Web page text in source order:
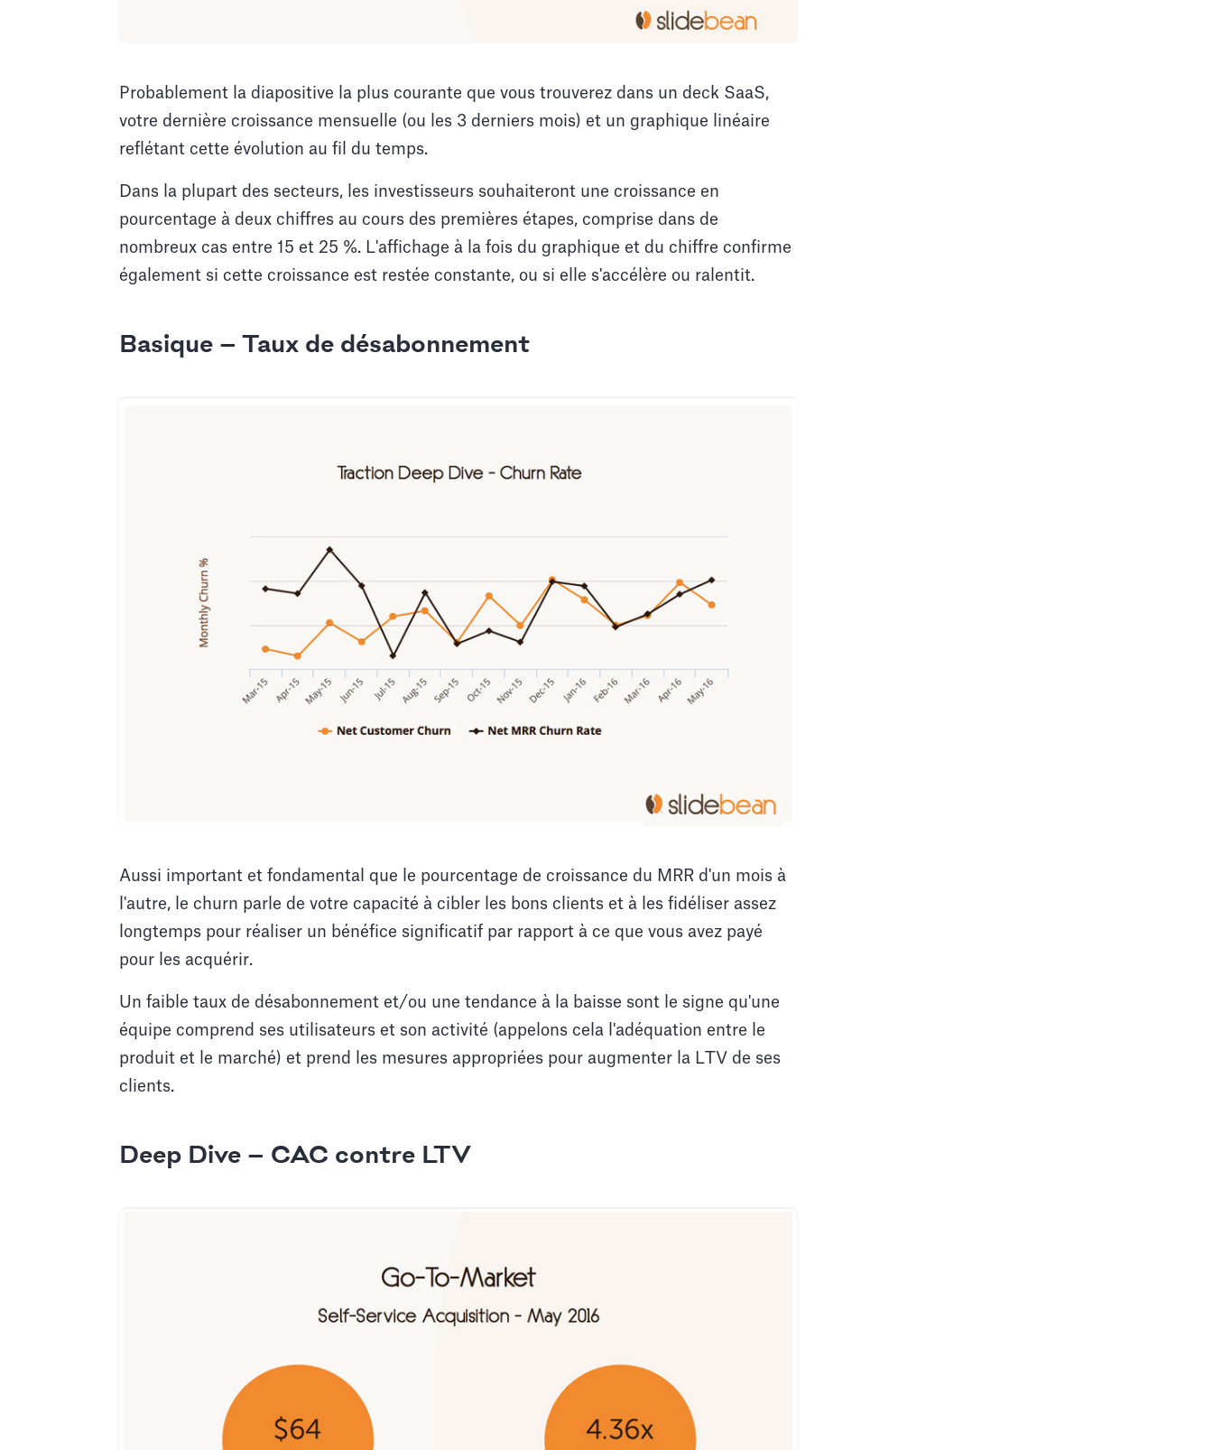
Probablement la diapositive la plus courante que vous trouverez dans un deck SaaS,
votre dernière croissance mensuelle (ou les 3 derniers mois) et un graphique linéaire
reflétant cette évolution au fil du temps.
Dans la plupart des secteurs, les investisseurs souhaiteront une croissance en
pourcentage à deux chiffres au cours des premières étapes, comprise dans de
nombreux cas entre 15 et 25 %. L'affichage à la fois du graphique et du chiffre confirme
également si cette croissance est restée constante, ou si elle s'accélère ou ralentit.
Basique — Taux de désabonnement
Aussi important et fondamental que le pourcentage de croissance du MRR d'un mois à
l'autre, le churn parle de votre capacité à cibler les bons clients et à les fidéliser assez
longtemps pour réaliser un bénéfice significatif par rapport à ce que vous avez payé
pour les acquérir.
Un faible taux de désabonnement et/ou une tendance à la baisse sont le signe qu'une
équipe comprend ses utilisateurs et son activité (appelons cela l'adéquation entre le
produit et le marché) et prend les mesures appropriées pour augmenter la LTV de ses
clients.
Deep Dive — CAC contre LTV